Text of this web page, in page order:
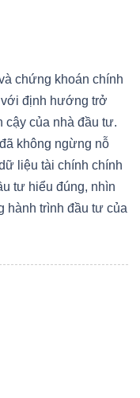
chứng khoán chính
định hướng trở
cậy của nhà đầu tư.
không ngừng nỗ
liệu tài chính chính
tư hiểu đúng, nhìn
hành trình đầu tư của